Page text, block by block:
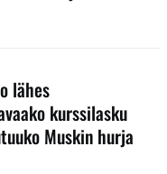
lähes
kurssilasku
Muskin hurja